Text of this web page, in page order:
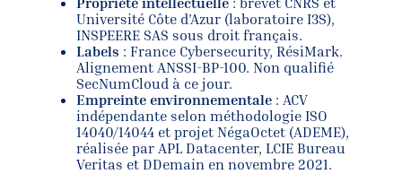
Université Côte d’Azur (laboratoire I3S),
INSPEERE SAS sous droit français.
Labels : France Cybersecurity, RésiMark.
Alignement ANSSI-BP-100. Non qualifié
SecNumCloud à ce jour.
Empreinte environnementale: ACV
indépendante selon méthodologie ISO
14040/14044 et projet NégaOctet (ADEME),
réalisée par APL Datacenter, LCIE Bureau
Veritas et DDemain en novembre 2021.